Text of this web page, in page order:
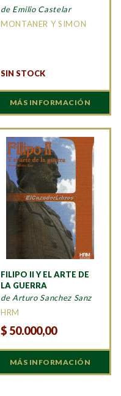
de Emilio Castelar
MONTANER Y SIMON
SIN STOCK
MÁS INFORMACIÓN
FILIPO II Y EL ARTE DE
LA GUERRA
de Arturo Sanchez Sanz
HRM
$ 50.000,00
MÁS INFORMACIÓN